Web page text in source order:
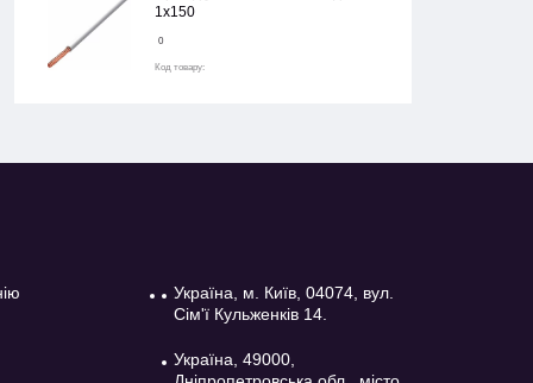
1х150
0
Код товару:
Україна, м. Київ, 04074, вул.
Сім'ї Кульженків 14.
Україна, 49000,